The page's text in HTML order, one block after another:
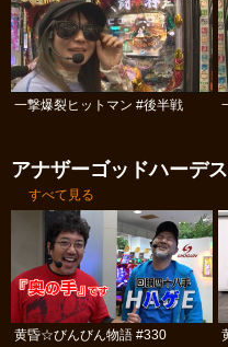
一撃爆裂ヒットマン #後半戦
アナザーゴッドハーデ
すべて見る
黄昏☆びんびん物語 #330